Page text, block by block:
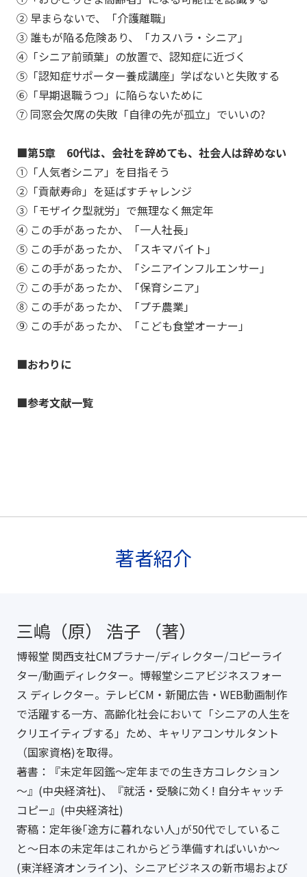
② 早まらないで、「介護離職」
③ 誰もが陥る危険あり、「カスハラ・シニア」
④「シニア前頭葉」の放置で、認知症に近づく
⑤「認知症サポーター養成講座」学ばないと失敗する
⑥「早期退職うつ」に陥らないために
⑦ 同窓会欠席の失敗「自律の先が孤立」でいいの?
■第5章 60代は、会社を辞めても、社会人は辞めない
①「人気者シニア」を目指そう
②「貢献寿命」を延ばすチャレンジ
③「モザイク型就労」で無理なく無定年
④ この手があったか、「一人社長」
⑤ この手があったか、「スキマバイト」
⑥ この手があったか、「シニアインフルエンサー」
⑦ この手があったか、「保育シニア」
⑧ この手があったか、「プチ農業」
⑨ この手があったか、「こども食堂オーナー」
■おわりに
■参考文献一覧
著者紹介
三嶋（原） 浩子 （著）
博報堂 関西支社CMプラナー/ディレクター/コピーライ
ター/動画ディレクター。博報堂シニアビジネスフォー
ス ディレクター。テレビCM・新聞広告・WEB動画制作
で活躍する一方、高齢化社会において「シニアの人生を
クリエイティブする」ため、キャリアコンサルタント
（国家資格)を取得。
著書：『未定年図鑑～定年までの生き方コレクション
～』(中央経済社)、『就活・受験に効く! 自分キャッチ
コピー』(中央経済社)
寄稿：定年後｢途方に暮れない人｣が50代でしているこ
と～日本の未定年はこれからどう準備すればいいか～
(東洋経済オンライン)、シニアビジネスの新市場および